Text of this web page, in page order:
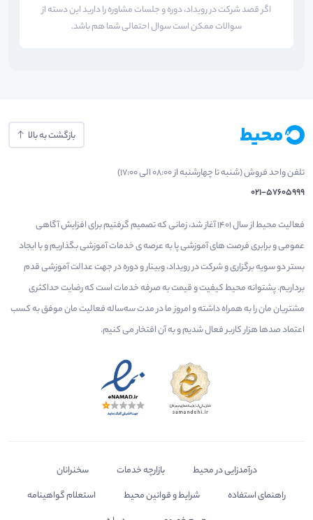
اگر قصد شرکت در رویداد، دوره و جلسات مشاوره را دارید این دسته از
سوالات ممکن است سوال احتمالی شما هم باشد.
بازگشت به بالا
تلفن واحد فروش (شنبه تا چهارشنبه از 08:00 الی 17:00)
021-57605999
فعالیت محیط از سال 1401 آغاز شد، زمانی که تصمیم گرفتیم برای افزایش آگاهی
عمومی و برابری فرصت های آموزشی پا به عرصه ی خدمات آموزشی بگذاریم و با ایجاد
بستر دو سویه برگزاری و شرکت در رویداد، وبینار و دوره در جهت عدالت آموزشی قدم
برداریم. پشتوانه محیط کیفیت و قیمت به صرفه خدمات است که رضایت حداکثری
مشتریان مان را به همراه داشته و امروز ما در مدت سه‌ساله فعالیت مان موفق به کسب
اعتماد صدها هزار کاربر فعال شدیم و به آن افتخار می‌ کنیم.
درآمدزایی در محیط بازارچه خدمات
سخنرانان
راهنمای استفاده
شرایط و قوانین محیط
استعلام گواهینامه